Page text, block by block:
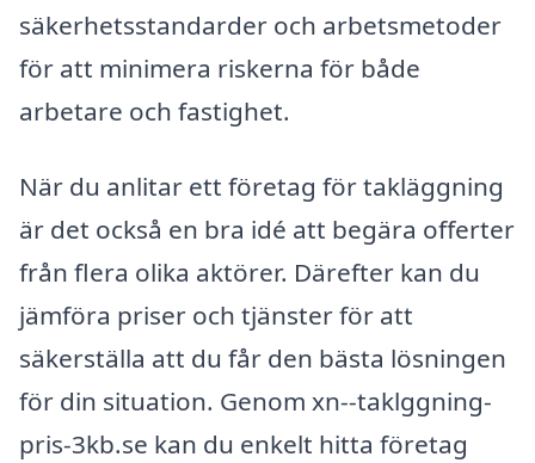
säkerhetsstandarder och arbetsmetoder
för att minimera riskerna för både
arbetare och fastighet.
När du anlitar ett företag för takläggning
är det också en bra idé att begära offerter
från flera olika aktörer. Därefter kan du
jämföra priser och tjänster för att
säkerställa att du får den bästa lösningen
för din situation. Genom xn--taklggning-
pris-3kb.se kan du enkelt hitta företag